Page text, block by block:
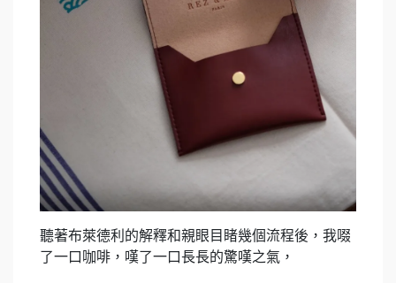
聽著布萊德利的解釋和親眼目睹幾個流程後，我啜
了一口咖啡，嘆了一口長長的驚嘆之氣，